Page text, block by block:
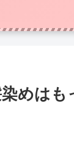
めは